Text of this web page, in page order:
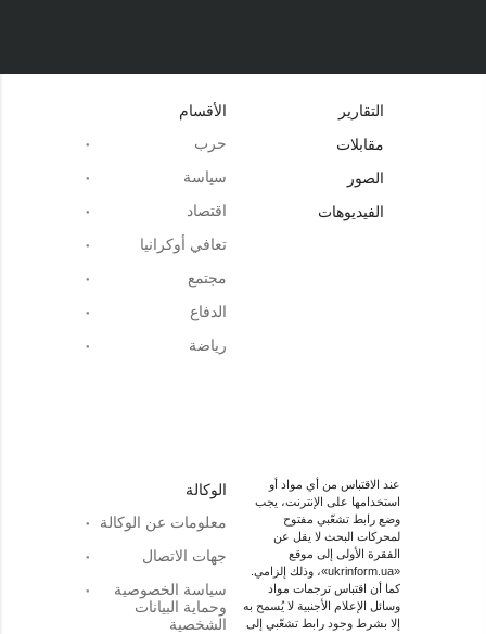
الأقسام
حرب
سياسة
اقتصاد
تعافي أوكرانيا
مجتمع
الدفاع
رياضة
الوكالة
معلومات عن الوكالة
جهات الاتصال
سياسة الخصوصية
وحماية البيانات
الشخصية
التقارير
مقابلات
الصور
الفيديوهات
عند الاقتباس من أي مواد أو
استخدامها على الإنترنت، يجب
وضع رابط تشعّبي مفتوح
لمحركات البحث لا يقل عن
الفقرة الأولى إلى موقع
«ukrinform.ua»، وذلك إلزامي.
كما أن اقتباس ترجمات مواد
وسائل الإعلام الأجنبية لا يُسمح به
إلا بشرط وجود رابط تشعّبي إلى